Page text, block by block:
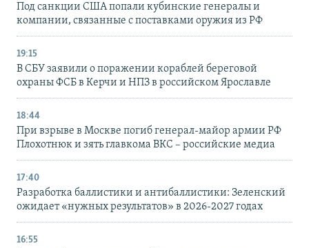
Под санкции США попали кубинские генералы и
компании, связанные с поставками оружия из РФ
19:15
В СБУ заявили о поражении кораблей береговой
охраны ФСБ в Керчи и НПЗ в российском Ярославле
18:44
При взрыве в Москве погиб генерал-майор армии РФ
Плохотнюк и зять главкома ВКС – российские медиа
17:40
Разработка баллистики и антибаллистики: Зеленский
ожидает «нужных результатов» в 2026-2027 годах
16:55